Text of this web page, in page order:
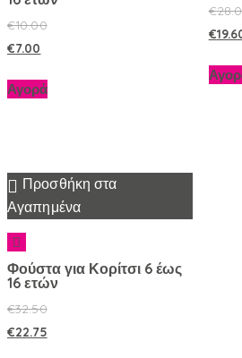
€10.00
€7.00
Αγορά
€
€
Προσθήκη στα
Αγαπημένα
Φούστα για Κορίτσι 6 έως
16 ετών
€32.50
€22.75